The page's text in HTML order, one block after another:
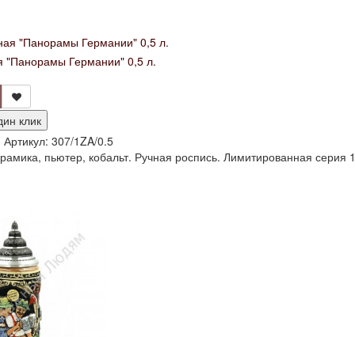
"Панорамы Германии" 0,5 л.
клик
Артикул: 307/1ZA/0.5
пьютер, кобальт. Ручная роспись. Лимитированная серия